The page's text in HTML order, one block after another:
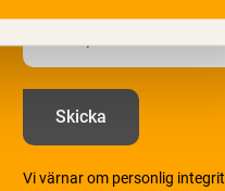
Vi värnar om personlig